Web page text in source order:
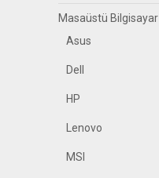
Masaüstü Bilgisayar
Asus
Dell
HP
Lenovo
MSI